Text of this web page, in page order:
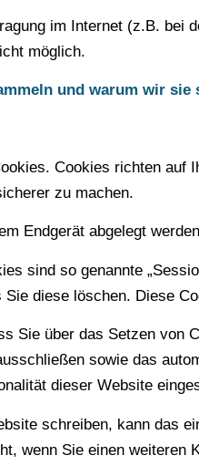
im Internet (z.B.
möglich.
und warum wir sie
Cookies richten
zu machen.
Endgerät abgelegt
sind so genannte
diese löschen. Diese
Sie über das Setzen von
sowie das
dieser Website
schreiben, kann das
wenn Sie einen weiteren